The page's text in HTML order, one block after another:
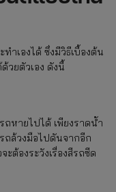
ำเองได้ ซึ่งมีวิธีเบื้องต้น
วยตัวเอง ดังนี้
หายไปได้ เพียงราดน้ำ
ถล้วงมือไปดันจากอีก
ต้องระวังเรื่องสีรถซีด